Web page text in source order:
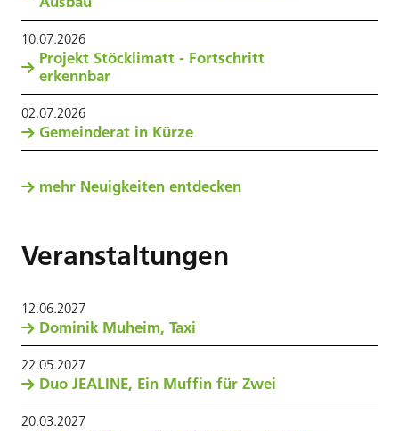
10.07.2026
Projekt Stöcklimatt - Fortschritt
erkennbar
02.07.2026
Gemeinderat in Kürze
mehr Neuigkeiten entdecken
Veranstaltungen
12.06.2027
Dominik Muheim, Taxi
22.05.2027
Duo JEALINE, Ein Muffin für Zwei
20.03.2027